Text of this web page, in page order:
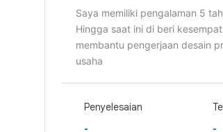
Saya memiliki pengalaman 5
Hingga saat ini di beri
membantu pengerjaan desain
usaha
Penyelesaian
- -